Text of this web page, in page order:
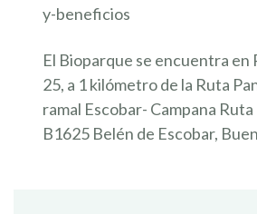
y-beneficios
El Bioparque se encuentra en
25, a 1 kilómetro de la Ruta
ramal Escobar- Campana Ruta
B1625 Belén de Escobar,